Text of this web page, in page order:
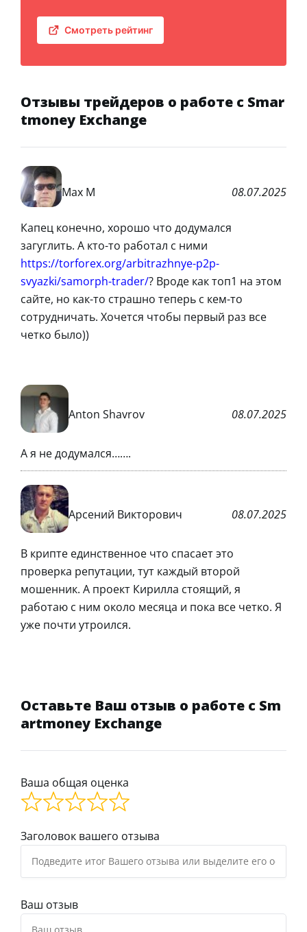
Смотреть рейтинг
Отзывы трейдеров о работе с Smar
tmoney Exchange
Max M 08.07.2025
Капец конечно, хорошо что додумался
загуглить. А кто-то работал с ними
https://torforex.org/arbitrazhnye-p2p-
svyazki/samorph-trader/? Вроде как топ1 на этом
сайте, но как-то страшно теперь с кем-то
сотрудничать. Хочется чтобы первый раз все
четко было))
Anton Shavrov 08.07.2025
А я не додумался…….
Арсений Викторович 08.07.2025
В крипте единственное что спасает это
проверка репутации, тут каждый второй
мошенник. А проект Кирилла стоящий, я
работаю с ним около месяца и пока все четко. Я
уже почти утроился.
Оставьте Ваш отзыв о работе с Sm
artmoney Exchange
Ваша общая оценка
Заголовок вашего отзыва
Ваш отзыв